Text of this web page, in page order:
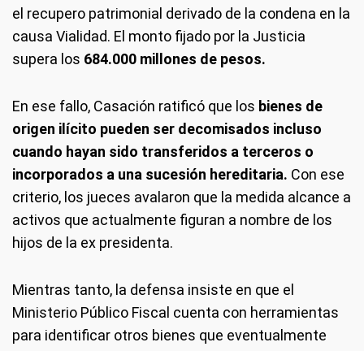
el recupero patrimonial derivado de la condena en la
causa Vialidad. El monto fijado por la Justicia
supera los 684.000 millones de pesos.
En ese fallo, Casación ratificó que los bienes de
origen ilícito pueden ser decomisados incluso
cuando hayan sido transferidos a terceros o
incorporados a una sucesión hereditaria. Con ese
criterio, los jueces avalaron que la medida alcance a
activos que actualmente figuran a nombre de los
hijos de la ex presidenta.
Mientras tanto, la defensa insiste en que el
Ministerio Público Fiscal cuenta con herramientas
para identificar otros bienes que eventualmente